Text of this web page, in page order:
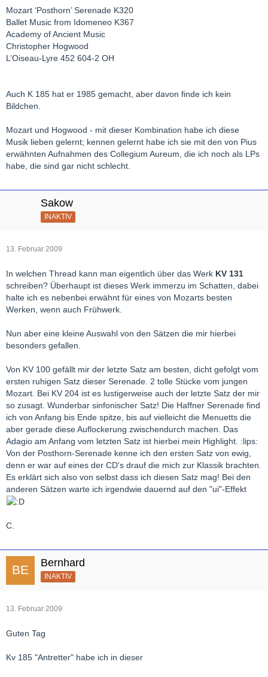
Mozart ‘Posthorn’ Serenade K320
Ballet Music from Idomeneo K367
Academy of Ancient Music
Christopher Hogwood
L’Oiseau-Lyre 452 604-2 OH
Auch K 185 hat er 1985 gemacht, aber davon finde ich kein
Bildchen.
Mozart und Hogwood - mit dieser Kombination habe ich diese
Musik lieben gelernt; kennen gelernt habe ich sie mit den von Pius
erwähnten Aufnahmen des Collegium Aureum, die ich noch als LPs
habe, die sind gar nicht schlecht.
Sakow
INAKTIV
13. Februar 2009
In welchen Thread kann man eigentlich über das Werk KV 131
schreiben? Überhaupt ist dieses Werk immerzu im Schatten, dabei
halte ich es nebenbei erwähnt für eines von Mozarts besten
Werken, wenn auch Frühwerk.
Nun aber eine kleine Auswahl von den Sätzen die mir hierbei
besonders gefallen.
Von KV 100 gefällt mir der letzte Satz am besten, dicht gefolgt vom
ersten ruhigen Satz dieser Serenade. 2 tolle Stücke vom jungen
Mozart. Bei KV 204 ist es lustigerweise auch der letzte Satz der mir
so zusagt. Wunderbar sinfonischer Satz! Die Haffner Serenade find
ich von Anfang bis Ende spitze, bis auf vielleicht die Menuetts die
aber gerade diese Auflockerung zwischendurch machen. Das
Adagio am Anfang vom letzten Satz ist hierbei mein Highlight. :lips:
Von der Posthorn-Serenade kenne ich den ersten Satz von ewig,
denn er war auf eines der CD's drauf die mich zur Klassik brachten.
Es erklärt sich also von selbst dass ich diesen Satz mag! Bei den
anderen Sätzen warte ich irgendwie dauernd auf den "ui"-Effekt
C.
Bernhard
INAKTIV
13. Februar 2009
Guten Tag
Kv 185 "Antretter" habe ich in dieser